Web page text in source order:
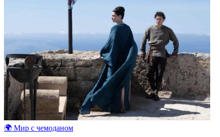
🌍 Мир с чемоданом